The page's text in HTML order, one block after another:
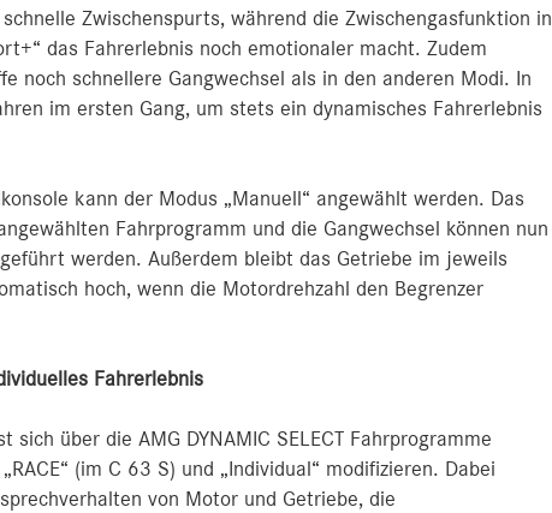
Zwischenspurts, während die Zwischengasfunktion in
das Fahrerlebnis noch emotionaler macht. Zudem
noch schnellere Gangwechsel als in den anderen Modi. In
im ersten Gang, um stets ein dynamisches Fahrerlebnis
kann der Modus „Manuell“ angewählt werden. Das
Fahrprogramm und die Gangwechsel können nun
werden. Außerdem bleibt das Getriebe im jeweils
hoch, wenn die Motordrehzahl den Begrenzer
Fahrerlebnis
über die AMG DYNAMIC SELECT Fahrprogramme
(im C 63 S) und „Individual“ modifizieren. Dabei
von Motor und Getriebe, die